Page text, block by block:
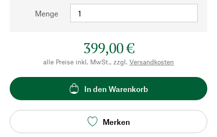
Menge
399,00 €
alle Preise inkl. MwSt., zzgl. Versandkosten
In den Warenkorb
Merken